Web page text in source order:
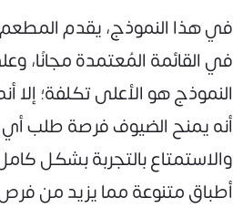
في هذا النموذج، يقدم
في القائمة المُعتمدة مجانًا،
النموذج هو الأعلى تكلفة؛ إلا
أنه يمنح الضيوف فرصة طلب
والاستمتاع بالتجربة بشكل
أطباق متنوعة مما يزيد من